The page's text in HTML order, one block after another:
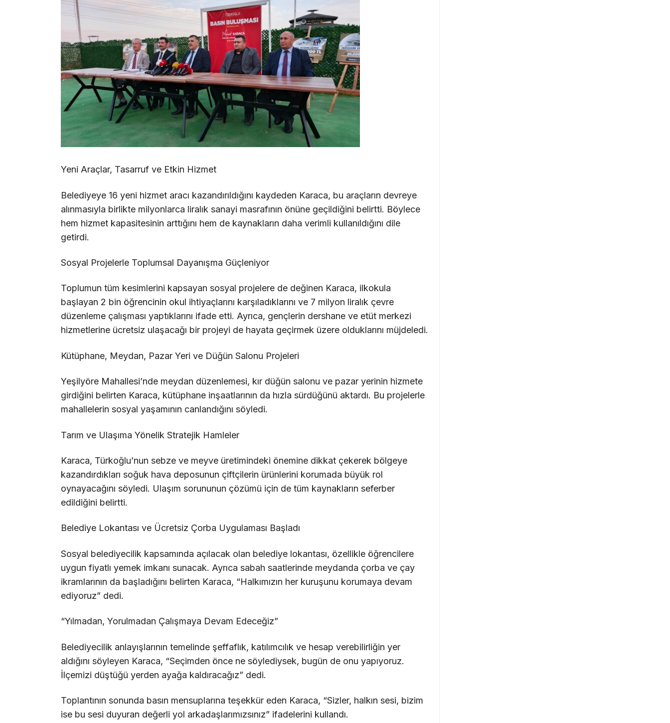
Yeni Araçlar, Tasarruf ve Etkin Hizmet
Belediyeye 16 yeni hizmet aracı kazandırıldığını kaydeden Karaca, bu araçların devreye
alınmasıyla birlikte milyonlarca liralık sanayi masrafının önüne geçildiğini belirtti. Böylece
hem hizmet kapasitesinin arttığını hem de kaynakların daha verimli kullanıldığını dile
getirdi.
Sosyal Projelerle Toplumsal Dayanışma Güçleniyor
Toplumun tüm kesimlerini kapsayan sosyal projelere de değinen Karaca, ilkokula
başlayan 2 bin öğrencinin okul ihtiyaçlarını karşıladıklarını ve 7 milyon liralık çevre
düzenleme çalışması yaptıklarını ifade etti. Ayrıca, gençlerin dershane ve etüt merkezi
hizmetlerine ücretsiz ulaşacağı bir projeyi de hayata geçirmek üzere olduklarını müjdeledi.
Kütüphane, Meydan, Pazar Yeri ve Düğün Salonu Projeleri
Yeşilyöre Mahallesi’nde meydan düzenlemesi, kır düğün salonu ve pazar yerinin hizmete
girdiğini belirten Karaca, kütüphane inşaatlarının da hızla sürdüğünü aktardı. Bu projelerle
mahallelerin sosyal yaşamının canlandığını söyledi.
Tarım ve Ulaşıma Yönelik Stratejik Hamleler
Karaca, Türkoğlu’nun sebze ve meyve üretimindeki önemine dikkat çekerek bölgeye
kazandırdıkları soğuk hava deposunun çiftçilerin ürünlerini korumada büyük rol
oynayacağını söyledi. Ulaşım sorununun çözümü için de tüm kaynakların seferber
edildiğini belirtti.
Belediye Lokantası ve Ücretsiz Çorba Uygulaması Başladı
Sosyal belediyecilik kapsamında açılacak olan belediye lokantası, özellikle öğrencilere
uygun fiyatlı yemek imkanı sunacak. Ayrıca sabah saatlerinde meydanda çorba ve çay
ikramlarının da başladığını belirten Karaca, “Halkımızın her kuruşunu korumaya devam
ediyoruz” dedi.
“Yılmadan, Yorulmadan Çalışmaya Devam Edeceğiz”
Belediyecilik anlayışlarının temelinde şeffaflık, katılımcılık ve hesap verebilirliğin yer
aldığını söyleyen Karaca, “Seçimden önce ne söylediysek, bugün de onu yapıyoruz.
İlçemizi düştüğü yerden ayağa kaldıracağız” dedi.
Toplantının sonunda basın mensuplarına teşekkür eden Karaca, “Sizler, halkın sesi, bizim
ise bu sesi duyuran değerli yol arkadaşlarımızsınız” ifadelerini kullandı.